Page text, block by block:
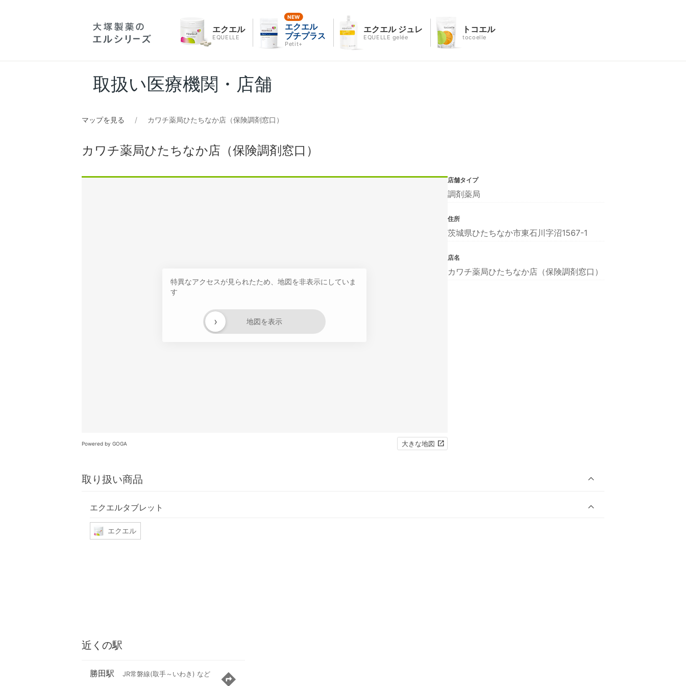
エクエル
EQUELLE
エクエル
プチプラス
Petit+
エクエル ジュレ
EQUELLE gelée
トコエル
tocoelle
取扱い医療機関・店舗
マップを見る カワチ薬局ひたちなか店（保険調剤窓口）
カワチ薬局ひたちなか店（保険調剤窓口）
特異なアクセスが見られたため、地図を非表示にしていま
す
地図を表示
›
Powered by GOGA 大きな地図
取り扱い商品
エクエルタブレット
エクエル
店舗タイプ
調剤薬局
住所
茨城県ひたちなか市東石川字沼1567-1
店名
カワチ薬局ひたちなか店（保険調剤窓口）
近くの駅
勝田駅 JR常磐線(取手～いわき) など